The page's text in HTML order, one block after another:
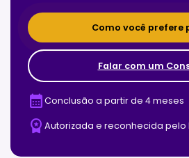
Como você prefere
Falar com um
calendar_monthConclusão a partir de 4 meses
workspace_premium Autorizada e reconhecida pelo